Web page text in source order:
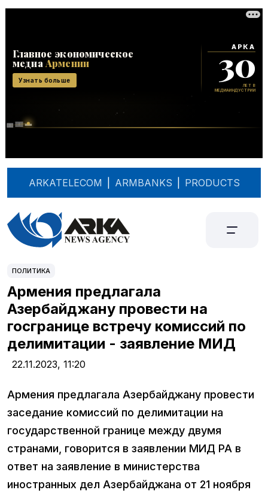
ARKATELECOM ARMBANKS PRODUCTS
ПОЛИТИКА
Армения предлагала
Азербайджану провести на
госгранице встречу комиссий по
делимитации - заявление МИД
22.11.2023, 11:20
Армения предлагала Азербайджану провести
заседание комиссий по делимитации на
государственной границе между двумя
странами, говорится в заявлении МИД РА в
ответ на заявление в министерства
иностранных дел Азербайджана от 21 ноября